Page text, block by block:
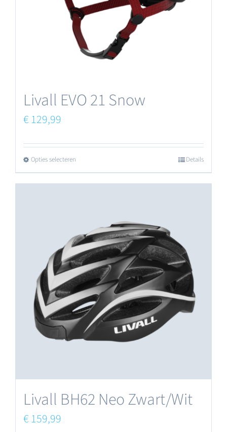
Livall EVO 21 Snow
€129,99
Opties selecterenDit
product
meerdere
variaties.
Deze
optie
kan
gekozen
worden
op
productpagina
Details
Livall BH62 Neo Zwart/Wit
€159,99